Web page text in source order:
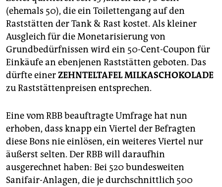
nord
wahrheit
verlag
verlag
shop
fragen & hilfe
unterstützen
abo
(ehemals 50), die ein Toilettengang auf den
Raststätten der Tank & Rast kostet. Als kleiner
Ausgleich für die Monetarisierung von
Grundbedürfnissen wird ein 50-Cent-Coupon für
Einkäufe an ebenjenen Raststätten geboten. Das
dürfte einerZEHNTELTAFEL MILKASCHOKOLADE
zu Raststättenpreisen entsprechen.
Eine vom RBB beauftragte Umfrage hat nun
erhoben, dass knapp ein Viertel der Befragten
diese Bons nie einlösen, ein weiteres Viertel nur
äußerst selten. Der RBB will daraufhin
ausgerechnet haben: Bei 520 bundesweiten
Sanifair-Anlagen, die je durchschnittlich 500